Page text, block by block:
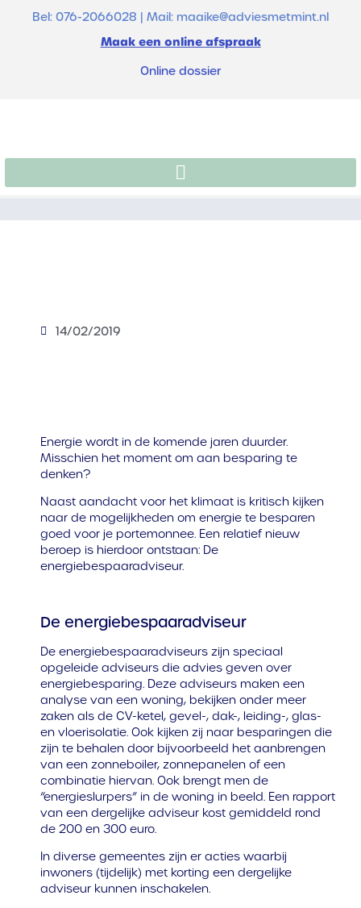
Bel: 076-2066028 | Mail: maaike@adviesmetmint.nl
Maak een online afspraak
Online dossier
14/02/2019
Energie wordt in de komende jaren duurder.
Misschien het moment om aan besparing te
denken?
Naast aandacht voor het klimaat is kritisch kijken
naar de mogelijkheden om energie te besparen
goed voor je portemonnee. Een relatief nieuw
beroep is hierdoor ontstaan: De
energiebespaaradviseur.
De energiebespaaradviseur
De energiebespaaradviseurs zijn speciaal
opgeleide adviseurs die advies geven over
energiebesparing. Deze adviseurs maken een
analyse van een woning, bekijken onder meer
zaken als de CV-ketel, gevel-, dak-, leiding-, glas-
en vloerisolatie. Ook kijken zij naar besparingen die
zijn te behalen door bijvoorbeeld het aanbrengen
van een zonneboiler, zonnepanelen of een
combinatie hiervan. Ook brengt men de
“energieslurpers” in de woning in beeld. Een rapport
van een dergelijke adviseur kost gemiddeld rond
de 200 en 300 euro.
In diverse gemeentes zijn er acties waarbij
inwoners (tijdelijk) met korting een dergelijke
adviseur kunnen inschakelen.